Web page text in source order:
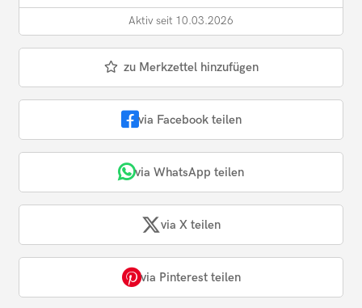
Aktiv seit 10.03.2026
zu Merkzettel hinzufügen
via Facebook teilen
via WhatsApp teilen
via X teilen
via Pinterest teilen